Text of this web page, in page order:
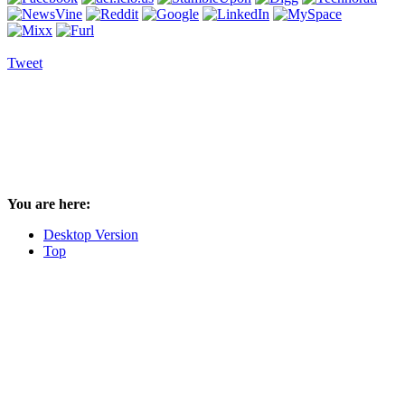
Tweet
You are here:
Desktop Version
Top